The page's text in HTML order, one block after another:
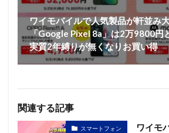
ワイモバイルで人気製品が軒並み
「Google Pixel 8a」は2万9800円
実質2年縛りが無くなりお買い得
関連する記事
スマートフォン
ワイモ